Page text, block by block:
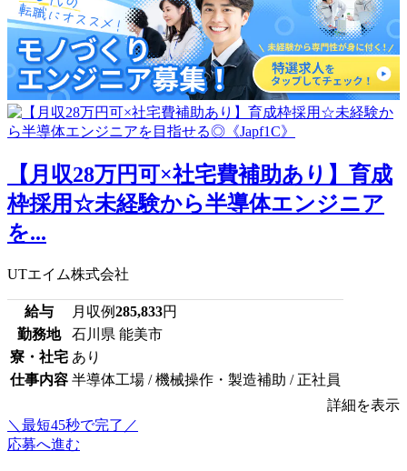
【月収28万円可×社宅費補助あり】育成
枠採用☆未経験から半導体エンジニア
を...
UTエイム株式会社
給与 月収例285,833円
勤務地
石川県 能美市
寮・社宅 あり
仕事内容 半導体工場 / 機械操作・製造補助 / 正社員
詳細を表示
＼最短45秒で完了／
応募へ進む